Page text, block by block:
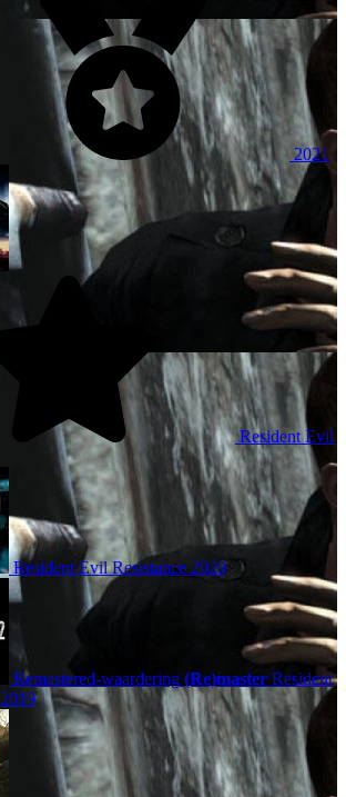
2021
Resident Evil
Resident Evil Resistance 2020
Remastered-waardering (Re)master Resident
2019